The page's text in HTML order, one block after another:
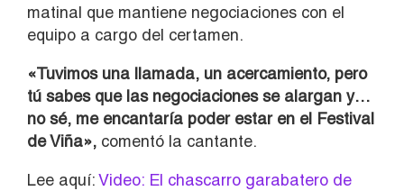
matinal que mantiene negociaciones con el
equipo a cargo del certamen.
«Tuvimos una llamada, un acercamiento, pero
tú sabes que las negociaciones se alargan y…
no sé, me encantaría poder estar en el Festival
de Viña», comentó la cantante.
Lee aquí:Video: El chascarro garabatero de